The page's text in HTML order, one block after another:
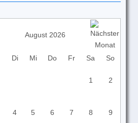
August 2026
Di Mi Do Fr Sa So
1 2
4 5 6 7 8 9